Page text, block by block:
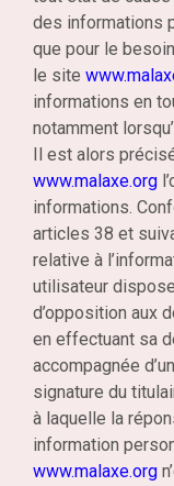
des informations
que pour le
le site
informations en
notamment
Il est alors
www.malaxe.org
informations.
articles 38 et
relative à
utilisateur
d’opposition aux
en effectuant sa
accompagnée
signature du
à laquelle la
information
www.malaxe.org